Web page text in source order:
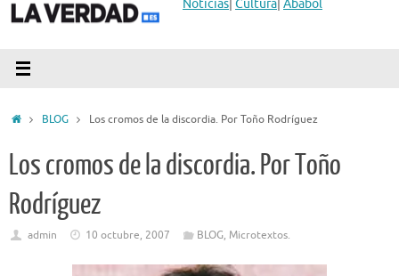
Noticias| Cultura| Ababol
InicioBLOG Los cromos de la discordia. Por Toño Rodríguez
Los cromos de la discordia. Por Toño
Rodríguez
admin 10 octubre, 2007 BLOG, Microtextos.